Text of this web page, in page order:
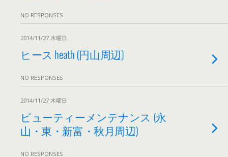
NO RESPONSES
2014/11/27 木曜日
ヒース heath (円山周辺)
NO RESPONSES
2014/11/27 木曜日
ビューティーメンテナンス (永
山・東・新富・秋月周辺)
NO RESPONSES